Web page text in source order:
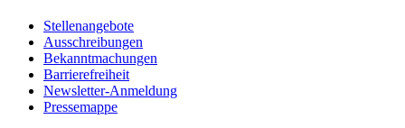
Stellenangebote
Ausschreibungen
Bekanntmachungen
Barrierefreiheit
Newsletter-Anmeldung
Pressemappe